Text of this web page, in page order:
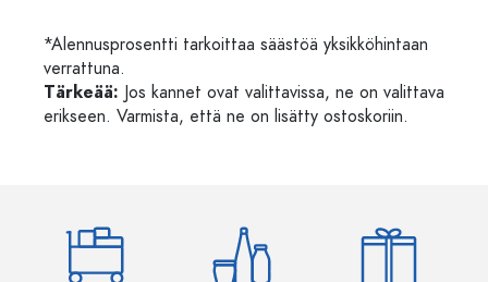
*Alennusprosentti tarkoittaa säästöä yksikköhintaan
verrattuna.
Tärkeää: Jos kannet ovat valittavissa, ne on valittava
erikseen. Varmista, että ne on lisätty ostoskoriin.